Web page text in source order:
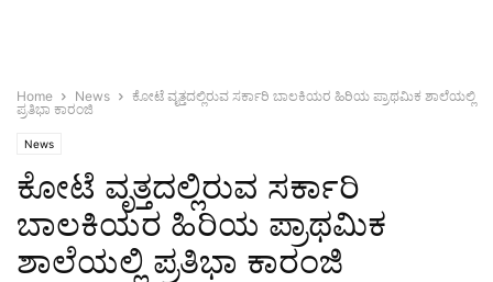
Home News
ಕೋಟೆ ವೃತ್ತದಲ್ಲಿರುವ ಸರ್ಕಾರಿ ಬಾಲಕಿಯರ ಹಿರಿಯ ಪ್ರಾಥಮಿಕ ಶಾಲೆಯಲ್ಲಿ
ಪ್ರತಿಭಾ ಕಾರಂಜಿ
News
ಕೋಟೆ ವೃತ್ತದಲ್ಲಿರುವ ಸರ್ಕಾರಿ
ಬಾಲಕಿಯರ ಹಿರಿಯ ಪ್ರಾಥಮಿಕ
ಶಾಲೆಯಲ್ಲಿ ಪ್ರತಿಭಾ ಕಾರಂಜಿ